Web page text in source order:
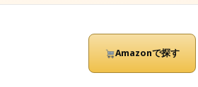
Amazonで探す